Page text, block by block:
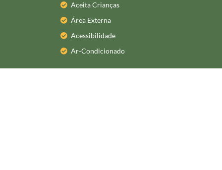
Aceita Crianças
Área Externa
Acessibilidade
Ar-Condicionado